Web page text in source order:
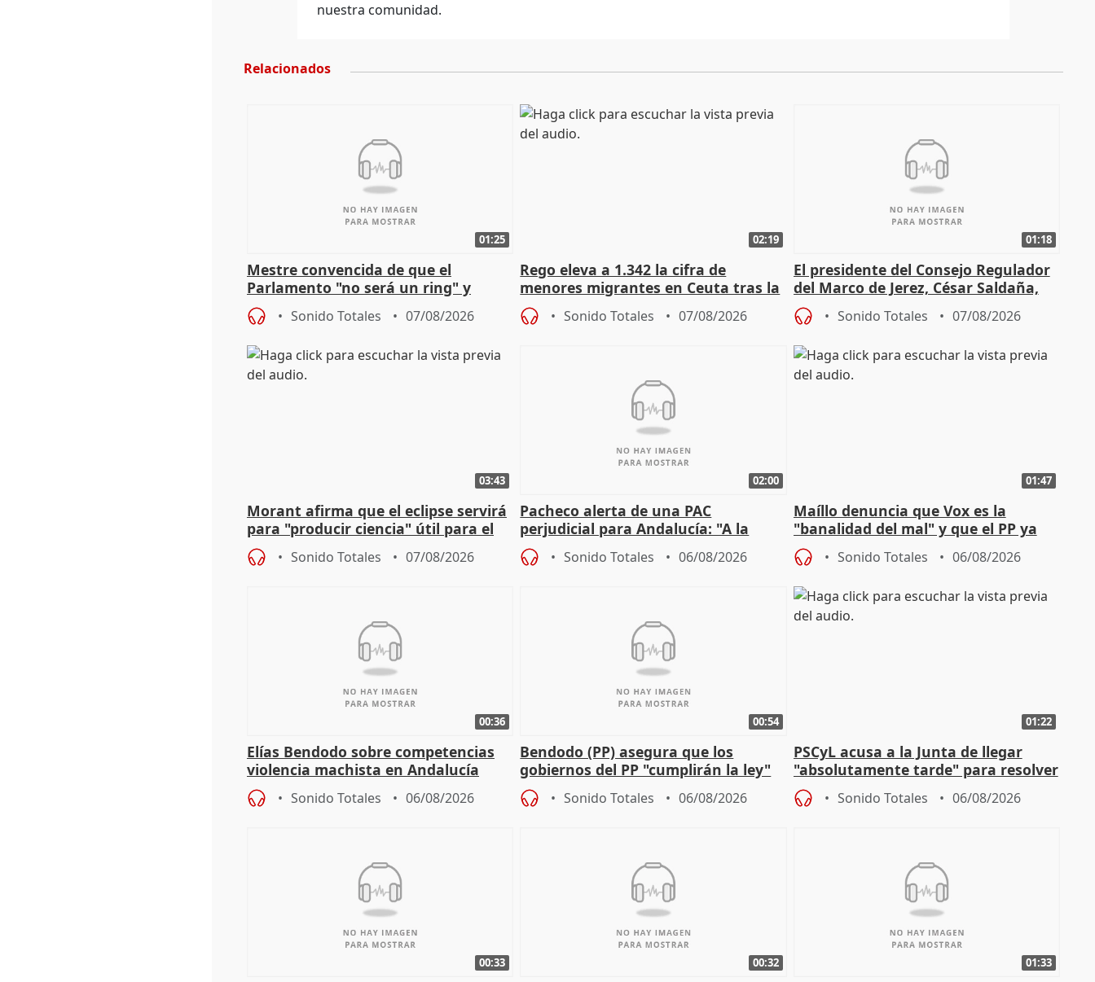
nuestra comunidad.
Relacionados
01:25
Mestre convencida de que el
Parlamento "no será un ring" y
defiende "estabilidad" del pacto con
Vox
Sonido Totales 07/08/2026
02:19
Rego eleva a 1.342 la cifra de
menores migrantes en Ceuta tras la
entrada masiva
Sonido Totales 07/08/2026
01:18
El presidente del Consejo Regulador
del Marco de Jerez, César Saldaña,
sobre exportaciones
Sonido Totales 07/08/2026
03:43
Morant afirma que el eclipse servirá
para "producir ciencia" útil para el
resto del mundo
Sonido Totales 07/08/2026
02:00
Pacheco alerta de una PAC
perjudicial para Andalucía: "A la
agricultura hay que protegerla"
Sonido Totales 06/08/2026
01:47
Maíllo denuncia que Vox es la
"banalidad del mal" y que el PP ya
asume todas sus tesis
Sonido Totales 06/08/2026
00:36
Elías Bendodo sobre competencias
violencia machista en Andalucía
Sonido Totales 06/08/2026
00:54
Bendodo (PP) asegura que los
gobiernos del PP "cumplirán la ley"
sobre los menores migrantes
Sonido Totales 06/08/2026
01:22
PSCyL acusa a la Junta de llegar
"absolutamente tarde" para resolver
problemas como Newcastle
Sonido Totales 06/08/2026
00:33 00:32 01:33